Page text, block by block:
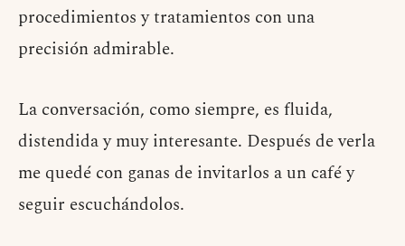
procedimientos y tratamientos con una
precisión admirable.
La conversación, como siempre, es fluida,
distendida y muy interesante. Después de verla
me quedé con ganas de invitarlos a un café y
seguir escuchándolos.